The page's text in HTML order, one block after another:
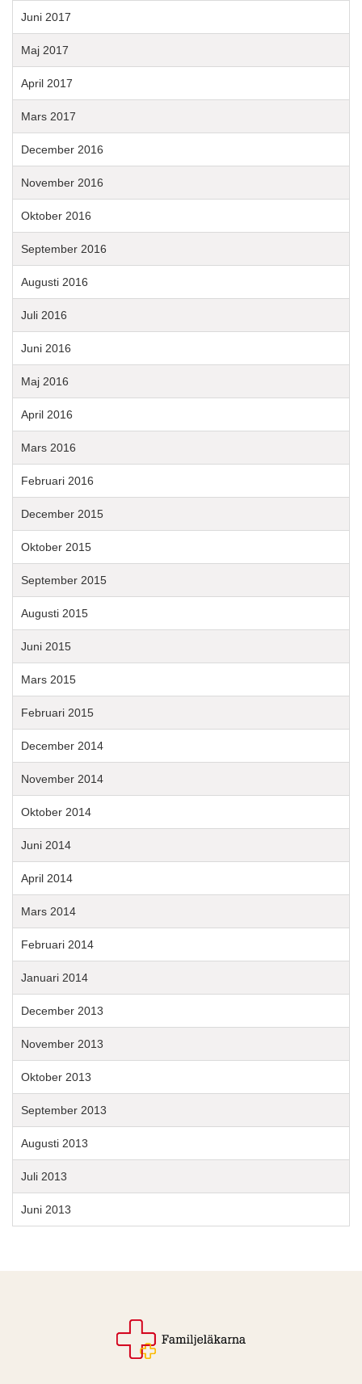
Juni 2017
Maj 2017
April 2017
Mars 2017
December 2016
November 2016
Oktober 2016
September 2016
Augusti 2016
Juli 2016
Juni 2016
Maj 2016
April 2016
Mars 2016
Februari 2016
December 2015
Oktober 2015
September 2015
Augusti 2015
Juni 2015
Mars 2015
Februari 2015
December 2014
November 2014
Oktober 2014
Juni 2014
April 2014
Mars 2014
Februari 2014
Januari 2014
December 2013
November 2013
Oktober 2013
September 2013
Augusti 2013
Juli 2013
Juni 2013